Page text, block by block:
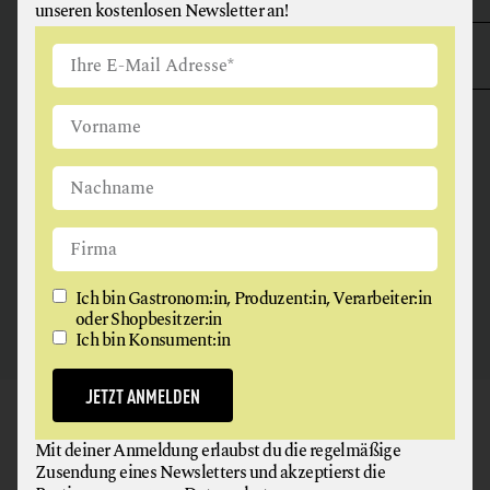
ANGUS & ARTHUR
FLEISCH + FLEISCHERZEUGNISSE
2326 Maria Lanzendorf
GAUMEN HOCH
NEWSLETTER
unseren kostenlosen Newsletter an!
Ich bin Gastronom:in, Produzent:in, Verarbeiter:in
oder Shopbesitzer:in
Ich bin Konsument:in
JETZT ANMELDEN
Mit deiner Anmeldung erlaubst du die regelmäßige
Zusendung eines Newsletters und akzeptierst die